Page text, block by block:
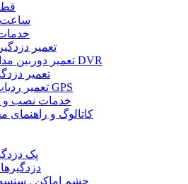
ساعت
تعمیر
تعمیر دوربین مداربسته و DVR
تعمیر
تعمیر ردیاب خودرو GPS
خدمات نصب
کاتالوگ و راهنمای
پک
چشم اماکن ,